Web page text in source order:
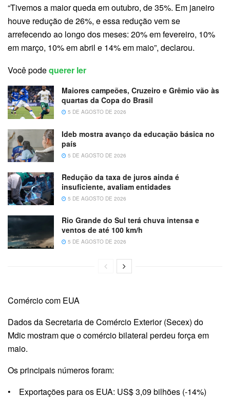
“Tivemos a maior queda em outubro, de 35%. Em janeiro
houve redução de 26%, e essa redução vem se
arrefecendo ao longo dos meses: 20% em fevereiro, 10%
em março, 10% em abril e 14% em maio”, declarou.
Você podequerer ler
Maiores campeões, Cruzeiro e Grêmio vão às
quartas da Copa do Brasil
5 DE AGOSTO DE 2026
Ideb mostra avanço da educação básica no
país
5 DE AGOSTO DE 2026
Redução da taxa de juros ainda é
insuficiente, avaliam entidades
5 DE AGOSTO DE 2026
Rio Grande do Sul terá chuva intensa e
ventos de até 100 km/h
5 DE AGOSTO DE 2026
Comércio com EUA
Dados da Secretaria de Comércio Exterior (Secex) do
Mdic mostram que o comércio bilateral perdeu força em
maio.
Os principais números foram:
• Exportações para os EUA: US$ 3,09 bilhões (-14%)